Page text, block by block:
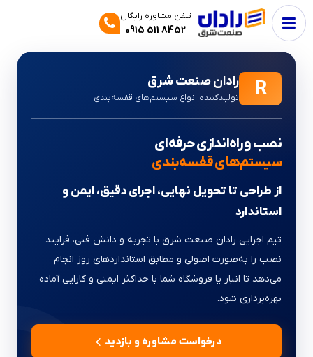
تلفن مشاوره رایگان
0915 511 8452
R رادان صنعت شرق
تولیدکننده انواع سیستم‌های قفسه‌بندی
نصب و راه‌اندازی حرفه‌ای
سیستم‌های قفسه‌بندی
از طراحی تا تحویل نهایی، اجرای دقیق، ایمن و
استاندارد
تیم اجرایی رادان صنعت شرق با تجربه و دانش فنی، فرایند
نصب را به‌صورت اصولی و مطابق استانداردهای روز انجام
می‌دهد تا انبار یا فروشگاه شما با حداکثر ایمنی و کارایی آماده
بهره‌برداری شود.
درخواست مشاوره و بازدید